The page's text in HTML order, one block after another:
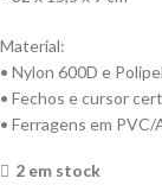
Material:
• Nylon 600D e
• Fechos e cursor
• Ferragens em PVC/
2 em stock